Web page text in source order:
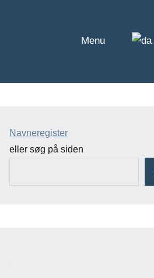
Menu
Navneregister
eller søg på siden